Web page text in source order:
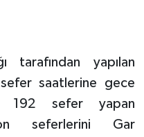
tarafından yapılan
saatlerine gece
192 sefer yapan
seferlerini Gar